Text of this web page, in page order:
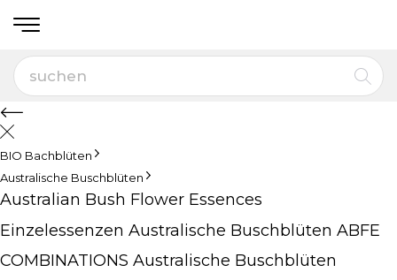
BIO Bachblüten
Australische Buschblüten
Australian Bush Flower Essences
Einzelessenzen Australische Buschblüten ABFE
COMBINATIONS Australische Buschblüten